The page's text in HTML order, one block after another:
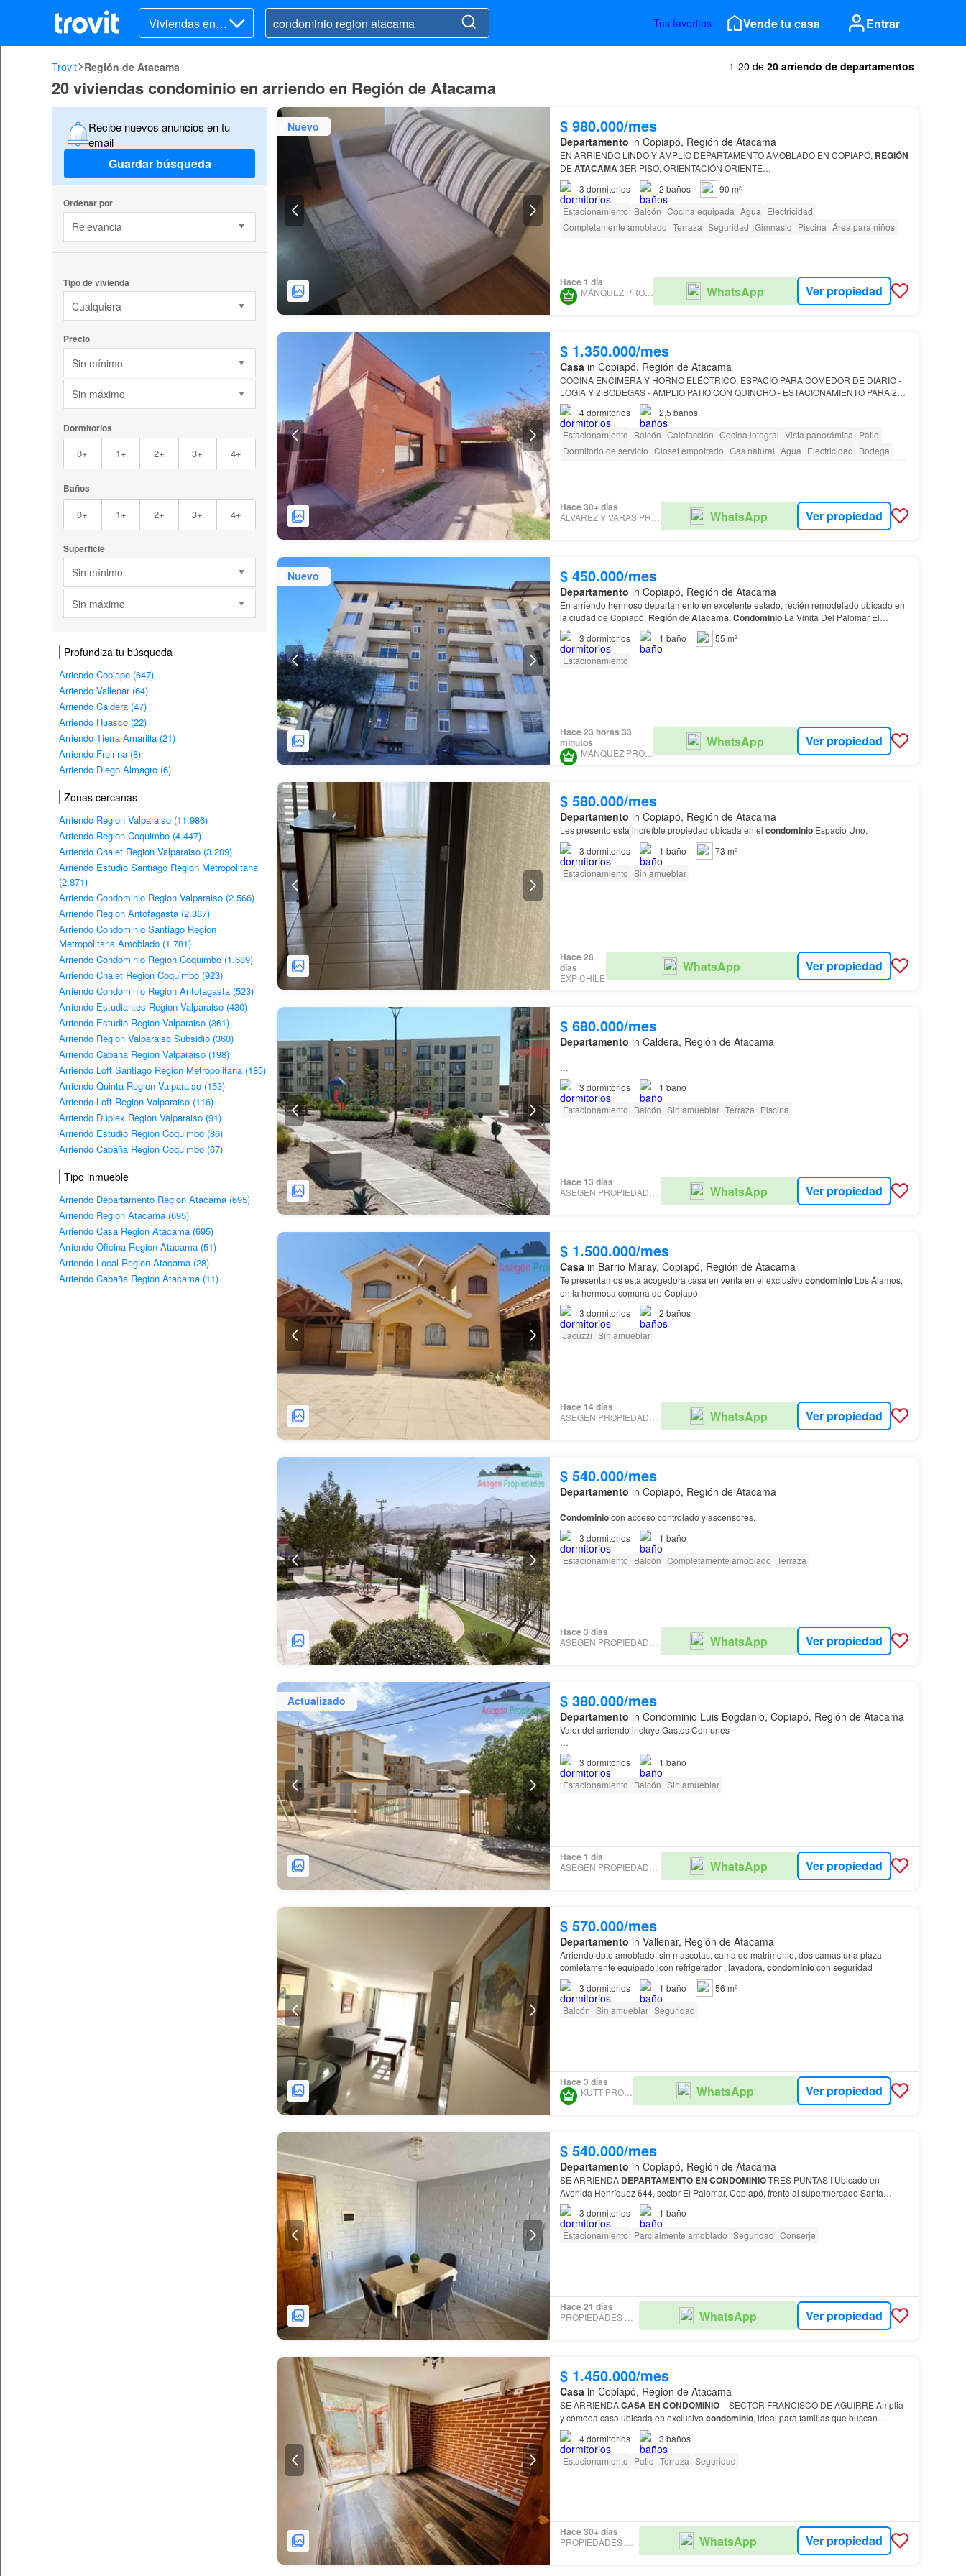
Viviendas en ar
riendo
Tus favoritos Vende tu casa Entrar
Trovit Región de Atacama 1-20 de 20 arriendo de departamentos
20 viviendas condominio en arriendo en Región de Atacama
Recibe nuevos anuncios en tu
email
Guardar búsqueda
Ordenar por
Relevancia
Tipo de vivienda
Cualquiera
Precio
Sin mínimo
Sin máximo
Dormitorios
0+ 1+ 2+ 3+ 4+
Baños
0+ 1+ 2+ 3+ 4+
Superficie
Sin mínimo
Sin máximo
Profundiza tu búsqueda
Arriendo Copiapo (647)
Arriendo Vallenar (64)
Arriendo Caldera (47)
Arriendo Huasco (22)
Arriendo Tierra Amarilla (21)
Arriendo Freirina (8)
Arriendo Diego Almagro (6)
Zonas cercanas
Arriendo Region Valparaiso (11.986)
Arriendo Region Coquimbo (4.447)
Arriendo Chalet Region Valparaiso (3.209)
Arriendo Estudio Santiago Region Metropolitana
(2.871)
Arriendo Condominio Region Valparaiso (2.566)
Arriendo Region Antofagasta (2.387)
Arriendo Condominio Santiago Region
Metropolitana Amoblado (1.781)
Arriendo Condominio Region Coquimbo (1.689)
Arriendo Chalet Region Coquimbo (923)
Arriendo Condominio Region Antofagasta (523)
Arriendo Estudiantes Region Valparaiso (430)
Arriendo Estudio Region Valparaiso (361)
Arriendo Region Valparaiso Subsidio (360)
Arriendo Cabaña Region Valparaiso (198)
Arriendo Loft Santiago Region Metropolitana (185)
Arriendo Quinta Region Valparaiso (153)
Arriendo Loft Region Valparaiso (116)
Arriendo Dúplex Region Valparaiso (91)
Arriendo Estudio Region Coquimbo (86)
Arriendo Cabaña Region Coquimbo (67)
Tipo inmueble
Arriendo Departamento Region Atacama (695)
Arriendo Region Atacama (695)
Arriendo Casa Region Atacama (695)
Arriendo Oficina Region Atacama (51)
Arriendo Local Region Atacama (28)
Arriendo Cabaña Region Atacama (11)
Nuevo $ 980.000/mes
Departamento in Copiapó, Región de Atacama
EN ARRIENDO LINDO Y AMPLIO DEPARTAMENTO AMOBLADO EN COPIAPÓ, REGIÓN
DE ATACAMA3ER PISO, ORIENTACIÓN ORIENTE…
3 dormitorios 2 baños
90 m²
Estacionamiento Balcón Cocina equipada Agua Electricidad
Completamente amoblado Terraza Seguridad Gimnasio Piscina Área para niños
Hace 1 día
MÁNQUEZ PROPIEDADES WhatsApp Ver propiedad
$ 1.350.000/mes
Casa in Copiapó, Región de Atacama
COCINA ENCIMERA Y HORNO ELÉCTRICO, ESPACIO PARA COMEDOR DE DIARIO -
LOGIA Y 2 BODEGAS - AMPLIO PATIO CON QUINCHO - ESTACIONAMIENTO PARA 2
VEHÍCULOS -
CONDOMINIO
CONDOMINIOEMPLAZADO…
4dormitorios 2,5 baños
Estacionamiento Balcón Calefacción Cocina integral Vista panorámica Patio
Dormitorio de servicio Closet empotrado Gas natural Agua Electricidad Bodega
Hace 30+ días
ÁLVAREZ Y VARAS PROPIEDADES WhatsApp Ver propiedad
Nuevo $ 450.000/mes
Departamento in Copiapó, Región de Atacama
En arriendo hermoso departamento en excelente estado, recién remodelado ubicado en
la ciudad de Copiapó, Regiónde Atacama, CondominioLa Viñita Del Palomar El
condominio cuenta con cámaras de seguridad, conserjería 24 horas…
3 dormitorios 1 baño
55 m²
Estacionamiento
Hace 23 horas 33
minutos
MÁNQUEZ PROPIEDADES
WhatsApp Ver propiedad
$ 580.000/mes
Departamento in Copiapó, Región de Atacama
Les presento esta increíble propiedad ubicada en el condominioEspacio Uno.
3 dormitorios 1 baño
73 m²
Estacionamiento Sin amueblar
Hace 28
días
EXP CHILE
WhatsApp Ver propiedad
$ 680.000/mes
Departamento in Caldera, Región de Atacama
Caldera es una de las zonas más destacadas para el veraneo en la
destino preferido de muchos habitantes locales que buscan ubicación, confort y
rentabilidad, ya sea como hogar permanente, segunda…
3 dormitorios 1 baño
Estacionamiento Balcón Sin amueblar Terraza Piscina
Hace 13 días
ASEGEN PROPIEDADES LIMITADA WhatsApp Ver propiedad
$ 1.500.000/mes
Casa in Barrio Maray, Copiapó, Región de Atacama
Te presentamos esta acogedora casa en venta en el exclusivo condominioLos Álamos,
en la hermosa comuna de Copiapó.
3 dormitorios 2 baños
Jacuzzi Sin amueblar
Hace 14 días
ASEGEN PROPIEDADES LIMITADA WhatsApp Ver propiedad
$ 540.000/mes
Departamento in Copiapó, Región de Atacama
Condominiocon acceso controlado y ascensores.
3 dormitorios 1 baño
Estacionamiento Balcón Completamente amoblado Terraza
Hace 3 días
WhatsApp Ver propiedad
Actualizado $ 380.000/mes
Departamento in Condominio Luis Bogdanio, Copiapó, Región de Atacama
Valor del arriendo incluye Gastos Comunes
Living Comedor
Cocina amoblada
3 Dormitorios
1 Baño
3 dormitorios 1 baño
Estacionamiento Balcón Sin amueblar
Hace 1 día
WhatsApp Ver propiedad
$ 570.000/mes
Departamento in Vallenar, Región de Atacama
Arriendo dpto amoblado, sin mascotas, cama de matrimonio, dos camas una plaza
comletamente equipado,lcon refrigerador , lavadora, condominiocon seguridad
3 dormitorios 1 baño
56 m²
Balcón Sin amueblar Seguridad
Hace 3 días
KUTT PROPERTY WhatsApp Ver propiedad
$ 540.000/mes
Departamento in Copiapó, Región de Atacama
SE ARRIENDA DEPARTAMENTO EN CONDOMINIOTRES PUNTAS I Ubicado en
Avenida Henríquez 644, sector El Palomar, Copiapó, frente al supermercado Santa
Isabel Características: • 3 habitaciones (una habilitada como sala de estudio) •…
3 dormitorios 1 baño
Estacionamiento Parcialmente amoblado Seguridad Conserje
Hace 21 días
WhatsApp Ver propiedad
$ 1.450.000/mes
Casa in Copiapó, Región de Atacama
SE ARRIENDACASA EN CONDOMINIO– SECTOR FRANCISCO DE AGUIRRE Amplia
y cómoda casa ubicada en exclusivo condominio, ideal para familias que buscan
Condominio
4dormitorios 3 baños
Estacionamiento Patio Terraza Seguridad
Hace 30+ días
WhatsApp Ver propiedad